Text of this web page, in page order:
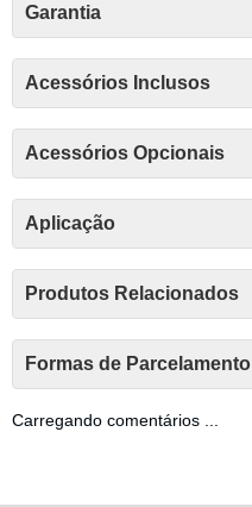
Garantia
Acessórios Inclusos
Acessórios Opcionais
Aplicação
Produtos Relacionados
Formas de Parcelamento
Carregando comentários ...